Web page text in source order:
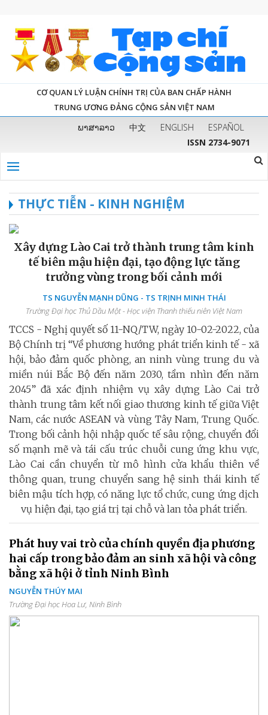
CƠ QUAN LÝ LUẬN CHÍNH TRỊ CỦA BAN CHẤP HÀNH
TRUNG ƯƠNG ĐẢNG CỘNG SẢN VIỆT NAM
ພາສາລາວ 中文 ENGLISH
ESPAÑOL
ISSN 2734-9071
THỰC TIỄN - KINH NGHIỆM
Xây dựng Lào Cai trở thành trung tâm kinh
tế biên mậu hiện đại, tạo động lực tăng
trưởng vùng trong bối cảnh mới
TS NGUYỄN MẠNH DŨNG - TS TRỊNH MINH THÁI
Trường Đại học Thủ Dầu Một - Học viện Thanh thiếu niên Việt Nam
TCCS - Nghị quyết số 11-NQ/TW, ngày 10-02-2022, của
Bộ Chính trị “Về phương hướng phát triển kinh tế - xã
hội, bảo đảm quốc phòng, an ninh vùng trung du và
miền núi Bắc Bộ đến năm 2030, tầm nhìn đến năm
2045” đã xác định nhiệm vụ xây dựng Lào Cai trở
thành trung tâm kết nối giao thương kinh tế giữa Việt
Nam, các nước ASEAN và vùng Tây Nam, Trung Quốc.
Trong bối cảnh hội nhập quốc tế sâu rộng, chuyển đổi
số mạnh mẽ và tái cấu trúc chuỗi cung ứng khu vực,
Lào Cai cần chuyển từ mô hình cửa khẩu thiên về
thông quan, trung chuyển sang hệ sinh thái kinh tế
biên mậu tích hợp, có năng lực tổ chức, cung ứng dịch
vụ hiện đại, tạo giá trị tại chỗ và lan tỏa phát triển.
Phát huy vai trò của chính quyền địa phương
hai cấp trong bảo đảm an sinh xã hội và công
bằng xã hội ở tỉnh Ninh Bình
NGUYỄN THÚY MAI
Trường Đại học Hoa Lư, Ninh Bình